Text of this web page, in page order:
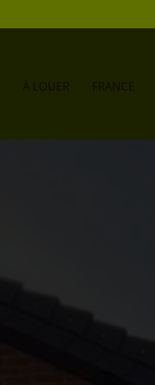
À LOUER FRANCE